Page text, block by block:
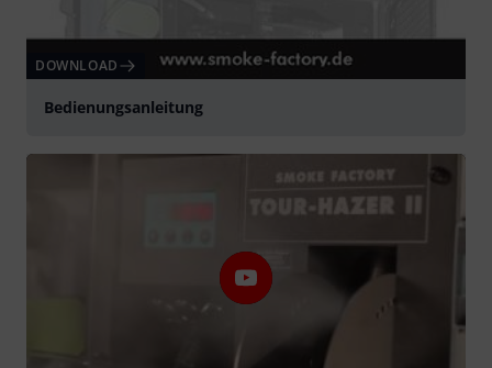
DOWNLOAD
Bedienungsanleitung